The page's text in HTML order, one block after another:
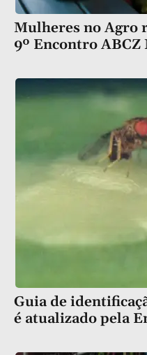
Mulheres no Agro
9º Encontro
Guia de
é atualizado pela